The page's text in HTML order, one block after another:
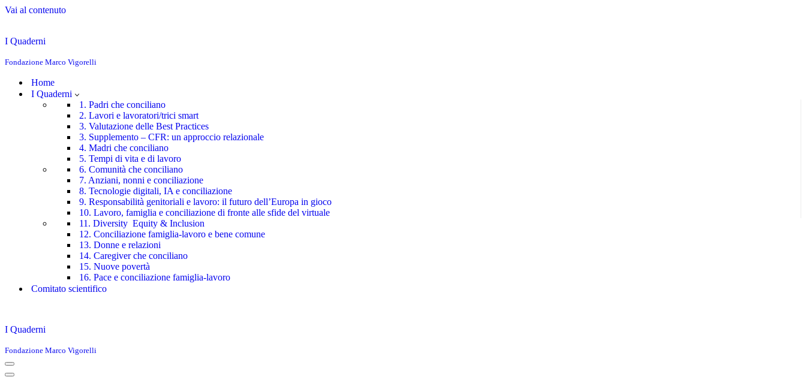
Vai al contenuto
I Quaderni
Fondazione Marco Vigorelli
Home
I Quaderni
1. Padri che conciliano
2. Lavori e lavoratori/trici smart
3. Valutazione delle Best Practices
3. Supplemento – CFR: un approccio relazionale
4. Madri che conciliano
5. Tempi di vita e di lavoro
6. Comunità che conciliano
7. Anziani, nonni e conciliazione
8. Tecnologie digitali, IA e conciliazione
9. Responsabilità genitoriali e lavoro: il futuro dell’Europa in gioco
10. Lavoro, famiglia e conciliazione di fronte alle sfide del virtuale
11. Diversity Equity & Inclusion
12. Conciliazione famiglia-lavoro e bene comune
13. Donne e relazioni
14. Caregiver che conciliano
15. Nuove povertà
16. Pace e conciliazione famiglia-lavoro
Comitato scientifico
I Quaderni
Fondazione Marco Vigorelli
Menu
di
Menu